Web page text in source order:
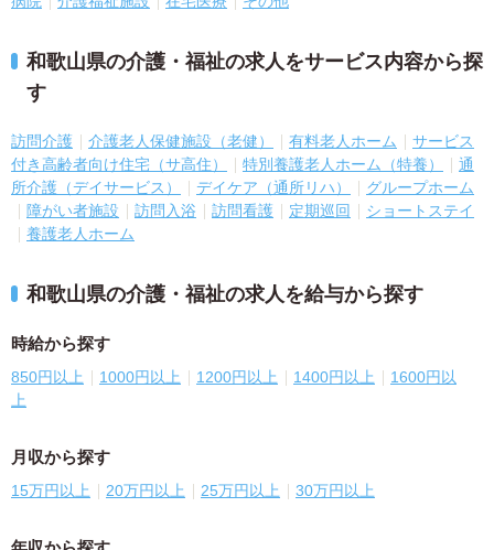
和歌山県の介護・福祉の求人をサービス内容から探
す
訪問介護 介護老人保健施設（老健） 有料老人ホーム
サービス
付き高齢者向け住宅（サ高住）
特別養護老人ホーム（特養）
通
所介護（デイサービス）
デイケア（通所リハ）
グループホーム
障がい者施設
訪問入浴 訪問看護 定期巡回
ショートステイ
養護老人ホーム
和歌山県の介護・福祉の求人を給与から探す
時給から探す
850円以上 1000円以上 1200円以上 1400円以上
1600円以
上
月収から探す
15万円以上 20万円以上 25万円以上 30万円以上